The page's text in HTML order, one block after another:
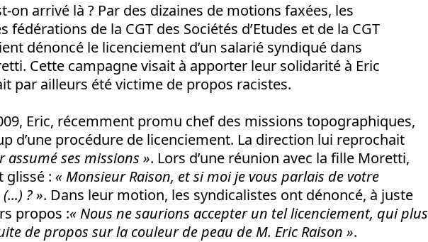
on arrivé là ? Par des dizaines de motions faxées, les
fédérations de la CGT des Sociétés d’Etudes et de la CGT
dénoncé le licenciement d’un salarié syndiqué dans
Cette campagne visait à apporter leur solidarité à Eric
par ailleurs été victime de propos racistes.
Eric, récemment promu chef des missions topographiques,
d’une procédure de licenciement. La direction lui reprochait
assumé ses missions ». Lors d’une réunion avec la fille Moretti,
glissé : « Monsieur Raison, et si moi je vous parlais de votre
? ». Dans leur motion, les syndicalistes ont dénoncé, à juste
propos :« Nous ne saurions accepter un tel licenciement, qui plus
de propos sur la couleur de peau de M. Eric Raison ».